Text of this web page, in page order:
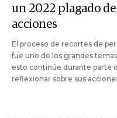
un 2022 plagado
acciones
El proceso de recortes de
fue uno de los grandes
esto continúe durante parte
reflexionar sobre sus